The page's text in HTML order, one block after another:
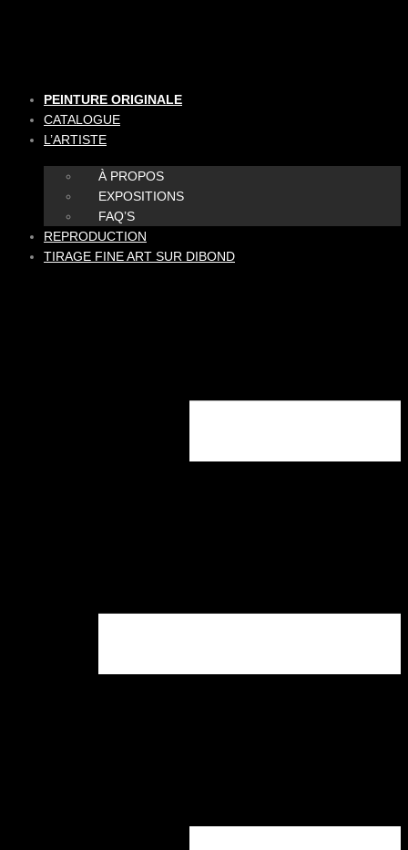
PEINTURE ORIGINALE
CATALOGUE
L’ARTISTE
À PROPOS
EXPOSITIONS
FAQ’S
REPRODUCTION
TIRAGE FINE ART SUR DIBOND